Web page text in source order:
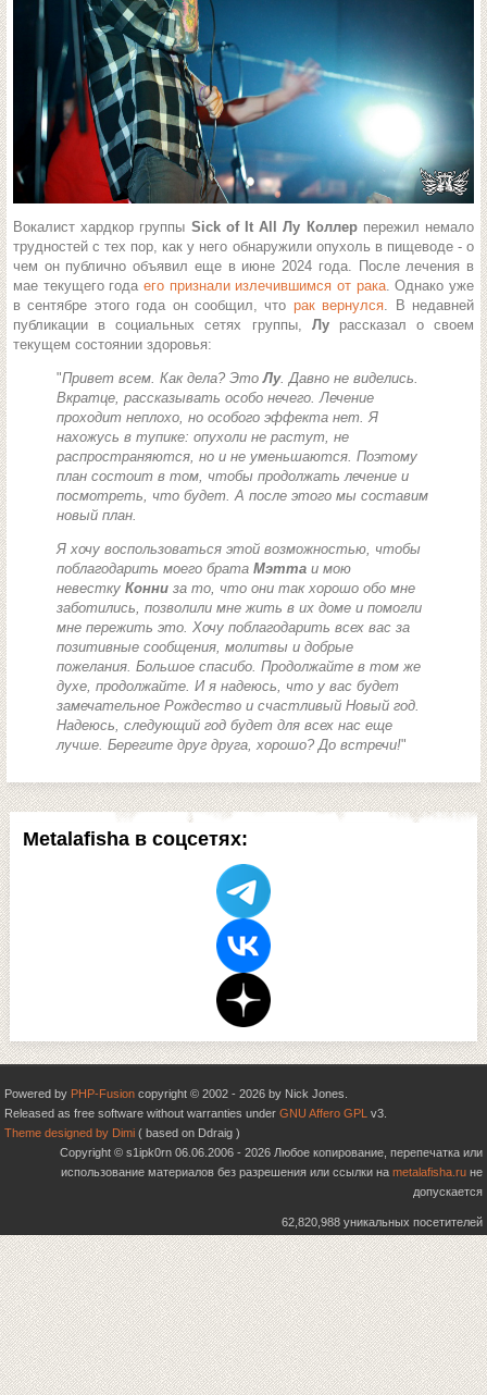
Metalafisha в соцсетях:
Вокалист хардкор группы Sick of It All Лу Коллерпережил немало
трудностей с тех пор, как у него обнаружили опухоль в пищеводе - о
чем он публично объявил еще в июне 2024 года. После лечения в
мае текущего года его признали излечившимся от рака. Однако уже
в сентябре этого года он сообщил, что рак вернулся. В недавней
публикации в социальных сетях группы, Лу рассказал о своем
текущем состоянии здоровья:
"Привет всем. Как дела? ЭтоЛу. Давно не виделись.
Вкратце, рассказывать особо нечего. Лечение
проходит неплохо, но особого эффекта нет. Я
нахожусь в тупике: опухоли не растут, не
распространяются, но и не уменьшаются. Поэтому
план состоит в том, чтобы продолжать лечение и
посмотреть, что будет. А после этого мы составим
новый план.
Я хочу воспользоваться этой возможностью, чтобы
поблагодарить моего брата Мэтта и мою
невестку Конни за то, что они так хорошо обо мне
заботились, позволили мне жить в их доме и помогли
мне пережить это. Хочу поблагодарить всех вас за
позитивные сообщения, молитвы и добрые
пожелания. Большое спасибо. Продолжайте в том же
духе, продолжайте. И я надеюсь, что у вас будет
замечательное Рождество и счастливый Новый год.
Надеюсь, следующий год будет для всех нас еще
лучше. Берегите друг друга, хорошо? До встречи!"
Powered by PHP-Fusion copyright © 2002 - 2026 by Nick Jones.
Released as free software without warranties under GNU Affero GPL v3.
Theme designed by Dimi ( based on Ddraig )
Copyright © s1ipk0rn 06.06.2006 - 2026 Любое копирование, перепечатка или
использование материалов без разрешения или ссылки на metalafisha.ru не
допускается
62,820,988 уникальных посетителей